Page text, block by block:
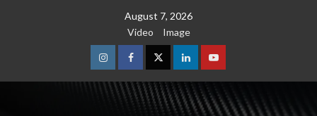
August 7, 2026
Video
Image
InstagramFacebookTwitterLinkedinYoutube